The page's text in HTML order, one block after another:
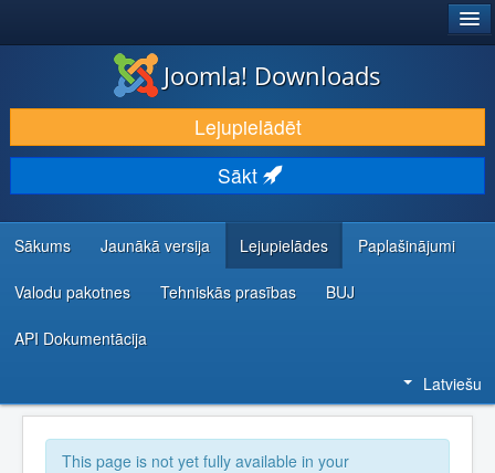
LEJUPIELĀDĒT UN PAPLAŠINĀT
ATKLĀJ UN IEMĀCIES
KOPIENA UN ATBALSTS
IZSTRĀDĀTĀJU RESURSI
Joomla! Downloads
Lejupielādēt
Sākt
Sākums Jaunākā versija Lejupielādes Paplašinājumi
Valodu pakotnes Tehniskās prasības BUJ
API Dokumentācija
Latviešu
This page is not yet fully available in your